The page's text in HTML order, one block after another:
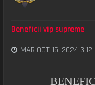
Beneficii vip supreme
MAR OCT 15, 2024 3:12